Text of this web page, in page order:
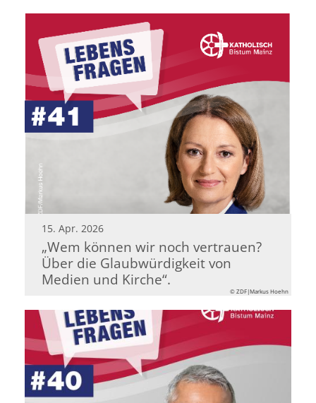
15. Apr. 2026
„Wem können wir noch vertrauen?
Über die Glaubwürdigkeit von
Medien und Kirche“.
© ZDF|Markus Hoehn